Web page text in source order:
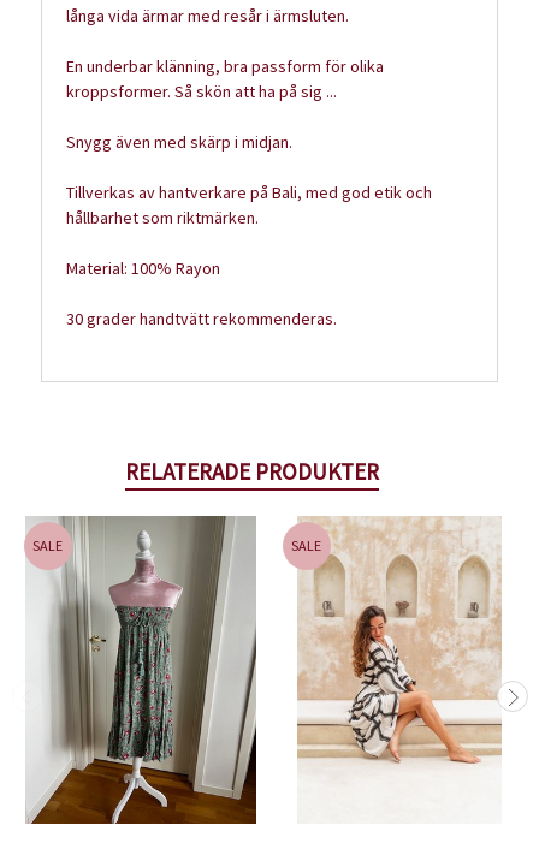
långa vida ärmar med resår i ärmsluten.
En underbar klänning, bra passform för olika
kroppsformer. Så skön att ha på sig ...
Snygg även med skärp i midjan.
Tillverkas av hantverkare på Bali, med god etik och
hållbarhet som riktmärken.
Material: 100% Rayon
30 grader handtvätt rekommenderas.
RELATERADE PRODUKTER
SALE SALE